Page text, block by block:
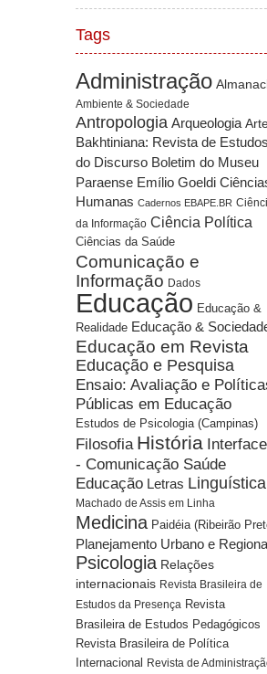
Tags
Administração
Ambiente & Sociedade
Antropologia Arqueologia
Bakhtiniana: Revista de Estudos
do Discurso Boletim do Museu
Paraense Emílio Goeldi
Humanas Cadernos EBAPE.BR
da Informação Ciência Política
Ciências da Saúde
Comunicação e
Informação Dados
Educação Educação &
Realidade Educação &
Educação em Revista
Educação e Pesquisa
Ensaio: Avaliação e
Públicas em Educação
Estudos de Psicologia (Campinas)
Filosofia História Interface
- Comunicação Saúde
Educação Letras Linguística
Machado de Assis em Linha
Medicina Paidéia (Ribeirão
Planejamento Urbano e
Psicologia Relações
internacionais Revista Brasileira de
Estudos da Presença Revista
Brasileira de Estudos Pedagógicos
Revista Brasileira de Política
Internacional Revista de